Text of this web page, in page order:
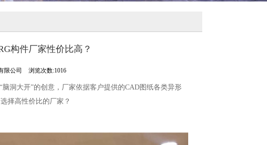
构件厂家性价比高？
限公司 浏览次数:1016
洞大开”的创意，厂家依据客户提供的CAD图纸各类异形
择高性价比的厂家？